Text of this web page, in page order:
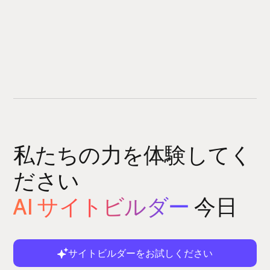
私たちの力を体験してく
ださい
AI サイトビルダー 今日
サイトビルダーをお試しください